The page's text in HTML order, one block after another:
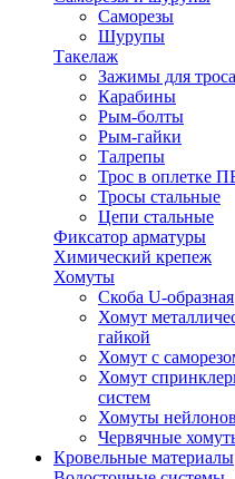
Саморезы
Шурупы
Такелаж
Зажимы для троса
Карабины
Рым-болты
Рым-гайки
Талрепы
Трос в оплетке
Тросы стальные
Цепи стальные
Фиксатор арматуры
Химический крепеж
Хомуты
Скоба U-образная
Хомут
гайкой
Хомут с
Хомут
систем
Хомуты
Червячные
Кровельные материалы